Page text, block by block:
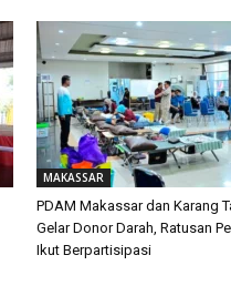
MAKASSAR
PDAM Makassar dan Karang
Gelar Donor Darah, Ratusan
Ikut Berpartisipasi